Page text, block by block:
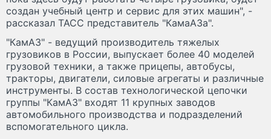
создан учебный центр и сервис для этих машин", -
рассказал ТАСС представитель "КамаАЗа".
"КамАЗ" - ведущий производитель тяжелых
грузовиков в России, выпускает более 40 моделей
грузовой техники, а также прицепы, автобусы,
тракторы, двигатели, силовые агрегаты и различные
инструменты. В состав технологической цепочки
группы "КамАЗ" входят 11 крупных заводов
автомобильного производства и подразделений
вспомогательного цикла.